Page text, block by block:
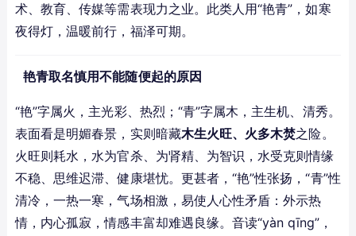
术、教育、传媒等需表现力之业。此类人用“艳青”，如寒
夜得灯，温暖前行，福泽可期。
艳青取名慎用不能随便起的原因
“艳”字属火，主光彩、热烈；“青”字属木，主生机、清秀。
表面看是明媚春景，实则暗藏木生火旺、火多木焚之险。
火旺则耗水，水为官杀、为肾精、为智识，水受克则情缘
不稳、思维迟滞、健康堪忧。更甚者，“艳”性张扬，“青”性
清冷，一热一寒，气场相激，易使人心性矛盾：外示热
情，内心孤寂，情感丰富却难遇良缘。音读“yàn qīng”，